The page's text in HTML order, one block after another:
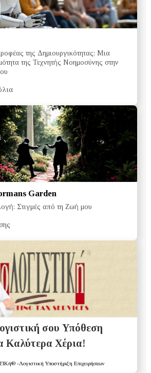
της Δημιουργικότητας; Μια
της Τεχνητής Νοημοσύνης στην
Garden
Στιγμές από τη Ζωή μου
σου Υπόθεση
Καλύτερα Χέρια!
-Λογιστική Υποστήριξη Επιχειρήσεων